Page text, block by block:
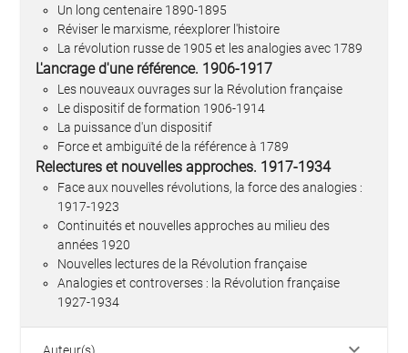
Un long centenaire 1890-1895
Réviser le marxisme, réexplorer l'histoire
La révolution russe de 1905 et les analogies avec 1789
L'ancrage d'une référence. 1906-1917
Les nouveaux ouvrages sur la Révolution française
Le dispositif de formation 1906-1914
La puissance d'un dispositif
Force et ambiguïté de la référence à 1789
Relectures et nouvelles approches. 1917-1934
Face aux nouvelles révolutions, la force des analogies :
1917-1923
Continuités et nouvelles approches au milieu des
années 1920
Nouvelles lectures de la Révolution française
Analogies et controverses : la Révolution française
1927-1934